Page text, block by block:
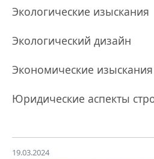
Экологические изыскания
Экологический дизайн
Экономические изыскания
Юридические аспекты
19.03.2024